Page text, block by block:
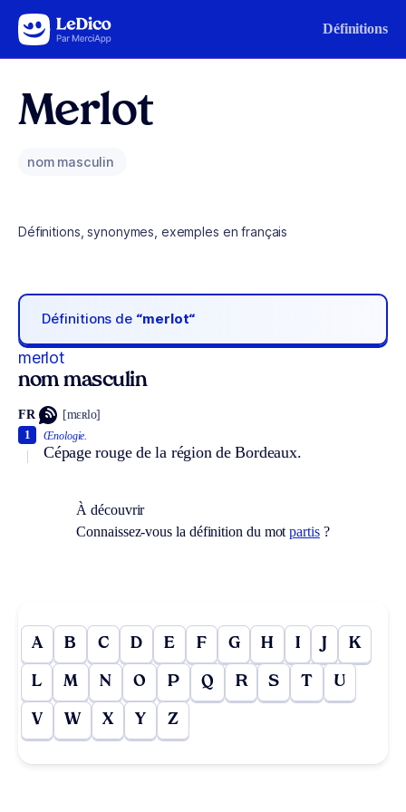
Aller au contenu Définitions
Merlot
nom masculin
Définitions, synonymes, exemples en français
Définitions de “merlot“
merlot
nom masculin
FR [mɛʀlo]
Œnologie.
Cépage rouge de la région de Bordeaux.
1
À découvrir
Connaissez-vous la définition du motpartis?
A B C D E F G H I J K
L M N O P Q R S T U
V W X Y Z